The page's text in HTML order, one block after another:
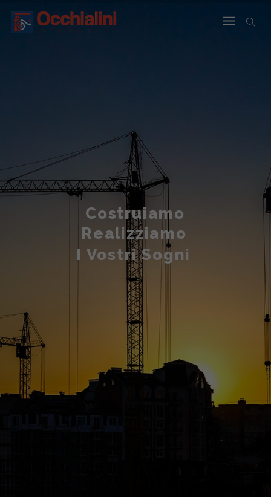
Costruiamo
Realizziamo
I Vostri Sogni